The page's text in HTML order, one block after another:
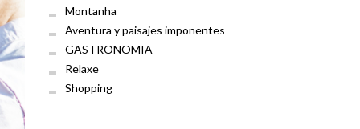
Montanha
Aventura y paisajes imponentes
GASTRONOMIA
Relaxe
Shopping